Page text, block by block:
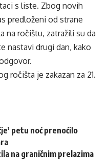
s liste. Zbog novih
predloženi od strane
na ročištu, zatražili su da
nastavi drugi dan, kako
ročišta je zakazan za 21.
petu noć prenoćilo
na graničnim prelazima